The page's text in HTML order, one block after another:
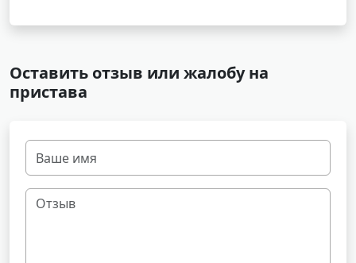
Оставить отзыв или жалобу на
пристава